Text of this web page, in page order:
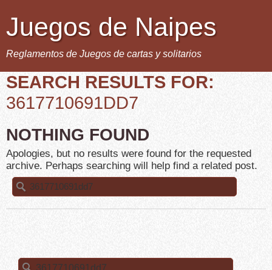
Juegos de Naipes
Reglamentos de Juegos de cartas y solitarios
SEARCH RESULTS FOR:
3617710691DD7
NOTHING FOUND
Apologies, but no results were found for the requested
archive. Perhaps searching will help find a related post.
Buscar:
Buscar: